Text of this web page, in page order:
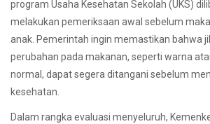
program Usaha Kesehatan Sekolah (UKS)
melakukan pemeriksaan awal sebelum
anak. Pemerintah ingin memastikan bahwa
perubahan pada makanan, seperti warna
normal, dapat segera ditangani sebelum
kesehatan.
Dalam rangka evaluasi menyeluruh,